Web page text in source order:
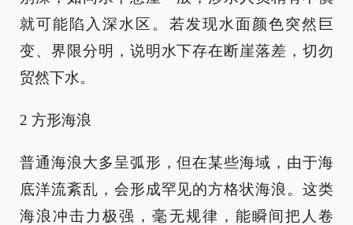
就可能陷入深水区。若发现水面颜色突然巨
变、界限分明，说明水下存在断崖落差，切勿
贸然下水。
2 方形海浪
普通海浪大多呈弧形，但在某些海域，由于海
底洋流紊乱，会形成罕见的方格状海浪。这类
海浪冲击力极强，毫无规律，能瞬间把人卷